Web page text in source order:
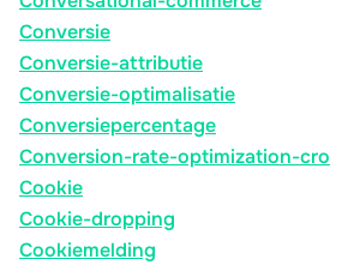
Conversie
Conversie-attributie
Conversie-optimalisatie
Conversiepercentage
Conversion-rate-optimization-cro
Cookie
Cookie-dropping
Cookiemelding